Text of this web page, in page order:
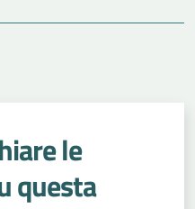
le
questa